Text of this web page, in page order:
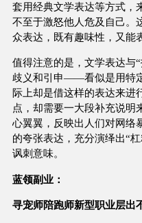
套用经典文学表达等方式，
不至于激怒他人危及自己。
众表达，既有趣味性，又能
值得注意的是，文学表达与
歧义和引申——看似是用特
际上却是借这样的表达来进
点，却需要一大段补充说明
心翼翼，反映出人们对网络
的夸张表达，充分演绎出“
讽刺意味。
蓝领副业：
寻宠师陪跑师新型职业层出